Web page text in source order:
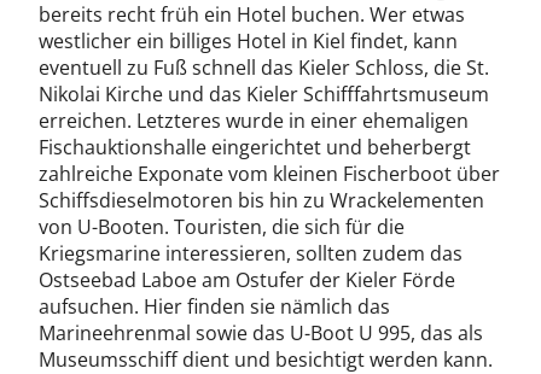
bereits recht früh ein Hotel buchen. Wer etwas
westlicher ein billiges Hotel in Kiel findet, kann
eventuell zu Fuß schnell das Kieler Schloss, die St.
Nikolai Kirche und das Kieler Schifffahrtsmuseum
erreichen. Letzteres wurde in einer ehemaligen
Fischauktionshalle eingerichtet und beherbergt
zahlreiche Exponate vom kleinen Fischerboot über
Schiffsdieselmotoren bis hin zu Wrackelementen
von U-Booten. Touristen, die sich für die
Kriegsmarine interessieren, sollten zudem das
Ostseebad Laboe am Ostufer der Kieler Förde
aufsuchen. Hier finden sie nämlich das
Marineehrenmal sowie das U-Boot U 995, das als
Museumsschiff dient und besichtigt werden kann.